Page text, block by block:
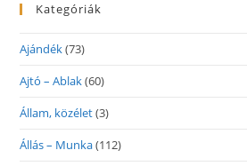
Kategóriák
Ajándék(73)
Ajtó – Ablak(60)
Állam, közélet(3)
Állás – Munka(112)